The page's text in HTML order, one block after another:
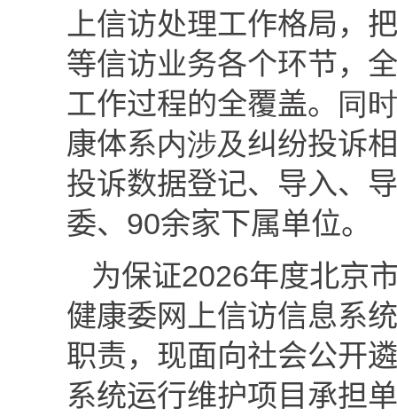
上信访处理工作格局，
等信访业务各个环节，
工作过程的全覆盖。
同
康体系内涉及纠纷投诉
投诉数据登记、导入、
委、 90余家下属单位。
为保证2026年度北京
健康委网上信访信息系
职责，现面向社会公开
系统运行维护项目承担